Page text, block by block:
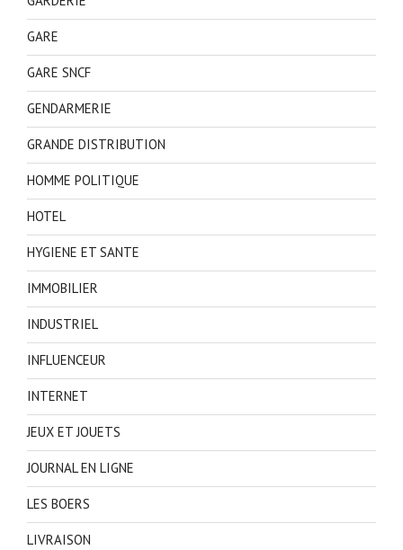
GARE
GARE SNCF
GENDARMERIE
GRANDE DISTRIBUTION
HOMME POLITIQUE
HOTEL
HYGIENE ET SANTE
IMMOBILIER
INDUSTRIEL
INFLUENCEUR
INTERNET
JEUX ET JOUETS
JOURNAL EN LIGNE
LES BOERS
LIVRAISON